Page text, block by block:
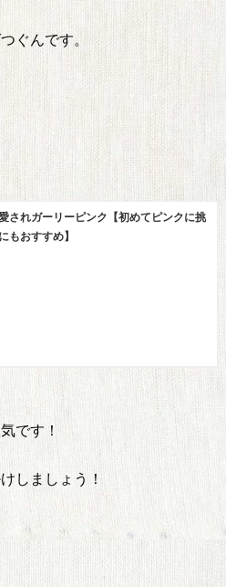
ぐんです。
されガーリーピンク【初めてピンクに挑
もおすすめ】
です！
しましょう！